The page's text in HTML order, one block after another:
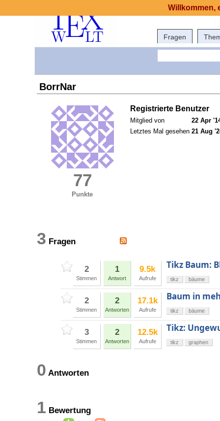
Fragen
BorrNar
77
Punkte
Registrierte Benutzer
Mitglied von
22 Apr
Letztes Mal gesehen 21 Aug
3 Fragen
2
Stimmen
1
Antwort
9.5k
Aufrufe
Tikz Baum:
tikz bäume
2
Stimmen
2
Antworten
17.1k
Aufrufe
Baum in
tikz bäume
3
Stimmen
2
Antworten
12.5k
Aufrufe
Tikz:
tikz graphen
0 Antworten
1 Bewertung
Willkommen,